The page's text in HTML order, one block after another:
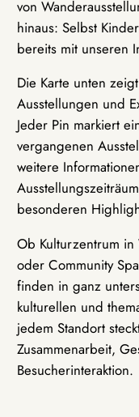
von
hinaus: Selbst
bereits mit unseren
Die Karte unten
Ausstellungen und
Jeder Pin markiert
vergangenen
weitere
besonderen
Ob Kulturzentrum
oder Community
finden in ganz
kulturellen und
jedem Standort
Zusammenarbeit,
Besucherinteraktion.